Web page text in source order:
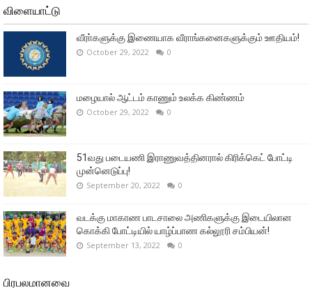
விளையாட்டு
வீரா்களுக்கு இணையாக வீராங்கனைகளுக்கும் ஊதியம்!
October 29, 2022 0
மழையால் ஆட்டம் காணும் உலக்க கிண்ணம்
October 29, 2022 0
51வது படையணி இராணுவத்தினரால் கிரிக்கெட் போட்டி
முன்னெடுப்பு!
September 20, 2022 0
வடக்கு மாகாண பாடசாலை அணிகளுக்கு இடையிலான
கொக்கி போட்டியில் யாழ்ப்பாண கல்லூரி சம்பியன்!
September 13, 2022 0
பிரபலமானவை